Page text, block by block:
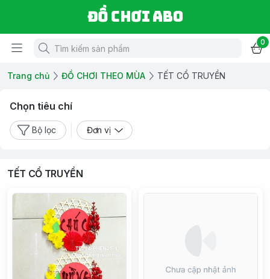
Đồ chơi ABO
0
Trang chủ ĐỒ CHƠI THEO MÙA TẾT CỔ TRUYỀN
Chọn tiêu chí
Bộ lọc Đơn vị
TẾT CỔ TRUYỀN